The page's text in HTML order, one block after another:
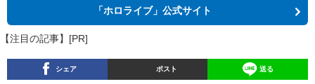
「ホロライブ」公式サイト
【注目の記事】[PR]
シェア ポスト 送る